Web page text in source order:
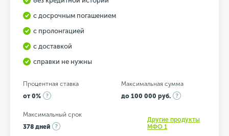
с досрочным погашением
с пролонгацией
с доставкой
справки не нужны
Процентная ставка
от 0%
Максимальная сумма
до 100 000 руб.
Максимальный срок
378 дней
Другие продукты
МФО 1